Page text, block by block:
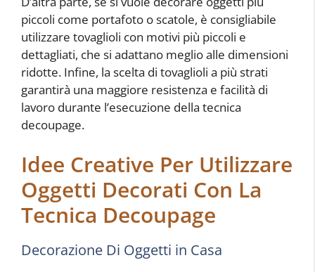
piccoli come portafoto o scatole, è consigliabile
utilizzare tovaglioli con motivi più piccoli e
dettagliati, che si adattano meglio alle dimensioni
ridotte. Infine, la scelta di tovaglioli a più strati
garantirà una maggiore resistenza e facilità di
lavoro durante l’esecuzione della tecnica
decoupage.
Idee Creative Per Utilizzare
Oggetti Decorati Con La
Tecnica Decoupage
Decorazione Di Oggetti in Casa